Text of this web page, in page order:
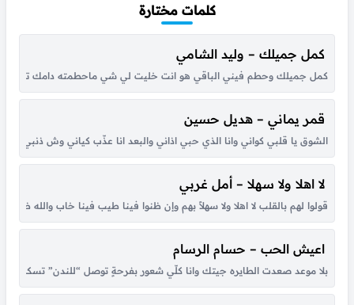
كلمات مختارة
كمل جميلك – وليد الشامي
كمل جميلك وحطم فيني الباقي هو انت خليت لي شي ماحطمته دامك تلذذ
قمر يماني – هديل حسين
الشوق يا قلبي كواني وانا الذي حبي اذاني والبعد انا عذّب كياني وش ذنبي انا
لا اهلا ولا سهلا – أمل غربي
قولوا لهم بالقلب لا اهلا ولا سهلاً بهم وإن ظنوا فينا طيب فينا خاب
اعيش الحب – حسام الرسام
بلا موعد صعدت الطايره جيتك وانا كلّي شعور بفرحةٍ توصل “للندن”